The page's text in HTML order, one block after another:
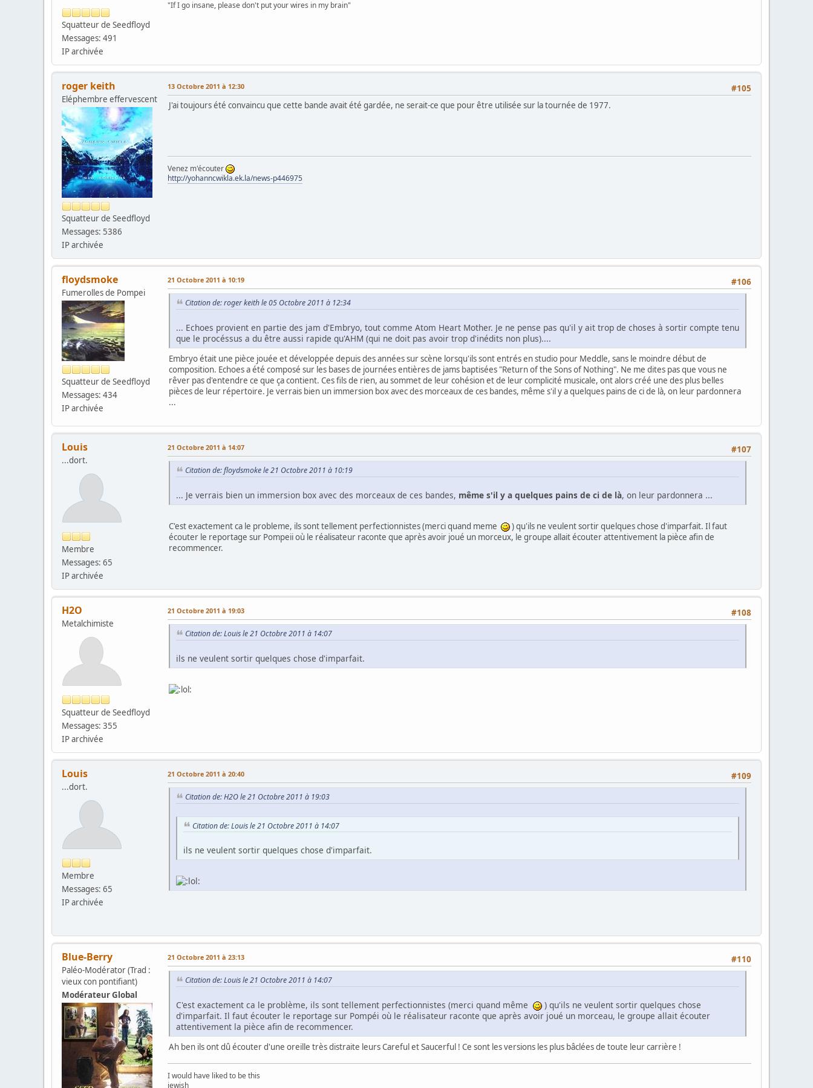
Squatteur de Seedfloyd
Messages: 491
IP archivée
"If I go insane, please don't put your wires in my brain"
roger keith
Eléphembre effervescent
Squatteur de Seedfloyd
Messages: 5386
IP archivée
#105
13 Octobre 2011 à 12:30
J'ai toujours été convaincu que cette bande avait été gardée, ne serait-ce que pour être utilisée sur la tournée de 1977.
Venez m'écouter
http://yohanncwikla.ek.la/news-p446975
floydsmoke
Fumerolles de Pompei
Squatteur de Seedfloyd
Messages: 434
IP archivée
#106
21 Octobre 2011 à 10:19
Citation de: roger keith le 05 Octobre 2011 à 12:34
... Echoes provient en partie des jam d'Embryo, tout comme Atom Heart Mother. Je ne pense pas qu'il y ait trop de choses à sortir compte tenu
que le procéssus a du être aussi rapide qu'AHM (qui ne doit pas avoir trop d'inédits non plus)....
Embryo était une pièce jouée et développée depuis des années sur scène lorsqu'ils sont entrés en studio pour Meddle, sans le moindre début de
composition. Echoes a été composé sur les bases de journées entières de jams baptisées "Return of the Sons of Nothing". Ne me dites pas que vous ne
rêver pas d'entendre ce que ça contient. Ces fils de rien, au sommet de leur cohésion et de leur complicité musicale, ont alors créé une des plus belles
pièces de leur répertoire. Je verrais bien un immersion box avec des morceaux de ces bandes, même s'il y a quelques pains de ci de là, on leur pardonnera
...
Louis
...dort.
Membre
Messages: 65
IP archivée
#107
21 Octobre 2011 à 14:07
Citation de: floydsmoke le 21 Octobre 2011 à 10:19
... Je verrais bien un immersion box avec des morceaux de ces bandes, même s'il y a quelques pains de ci de là, on leur pardonnera ...
C'est exactement ca le probleme, ils sont tellement perfectionnistes (merci quand meme
) qu'ils ne veulent sortir quelques chose d'imparfait. Il faut
écouter le reportage sur Pompeii où le réalisateur raconte que après avoir joué un morceux, le groupe allait écouter attentivement la pièce afin de
recommencer.
H2O
Metalchimiste
Squatteur de Seedfloyd
Messages: 355
IP archivée
#108
21 Octobre 2011 à 19:03
Citation de: Louis le 21 Octobre 2011 à 14:07
ils ne veulent sortir quelques chose d'imparfait.
Louis
...dort.
Membre
Messages: 65
IP archivée
#109
21 Octobre 2011 à 20:40
Citation de: H2O le 21 Octobre 2011 à 19:03
Citation de: Louis le 21 Octobre 2011 à 14:07
ils ne veulent sortir quelques chose d'imparfait.
Blue-Berry
Paléo-Modérator (Trad :
vieux con pontifiant)
Modérateur Global
#110
21 Octobre 2011 à 23:13
Citation de: Louis le 21 Octobre 2011 à 14:07
C'est exactement ca le problème, ils sont tellement perfectionnistes (merci quand même
) qu'ils ne veulent sortir quelques chose
d'imparfait. Il faut écouter le reportage sur Pompéi où le réalisateur raconte que après avoir joué un morceau, le groupe allait écouter
attentivement la pièce afin de recommencer.
Ah ben ils ont dû écouter d'une oreille très distraite leurs Careful et Saucerful ! Ce sont les versions les plus bâclées de toute leur carrière !
I would have liked to be this
jewish